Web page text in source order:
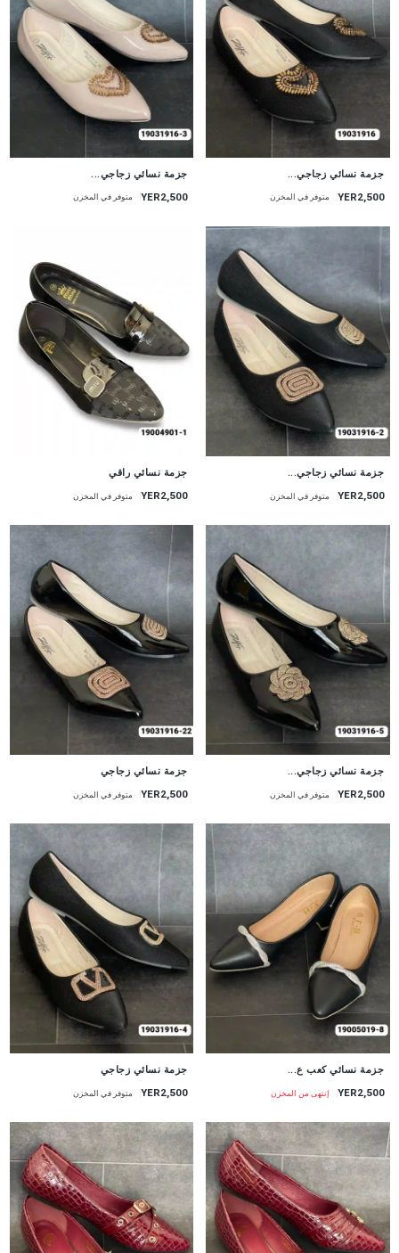
جزمة نسائي زجاجي...
YER2,500 متوفر في المخزن
جزمة نسائي زجاجي...
YER2,500 متوفر في المخزن
جزمة نسائي زجاجي...
YER2,500 متوفر في المخزن
جزمة نسائي راقي
YER2,500 متوفر في المخزن
جزمة نسائي زجاجي...
YER2,500 متوفر في المخزن
جزمة نسائي زجاجي
YER2,500 متوفر في المخزن
جزمة نسائي كعب ع...
YER2,500 إنتهى من المخزن
جزمة نسائي زجاجي
YER2,500 متوفر في المخزن